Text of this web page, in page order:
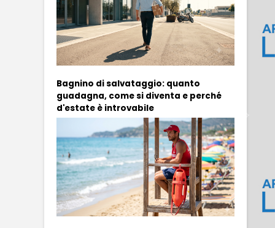
Bagnino di salvataggio: quanto
guadagna, come si diventa e perché
d'estate è introvabile